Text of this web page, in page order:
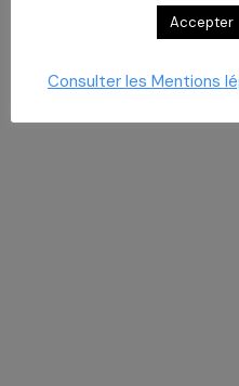
Accepter
Consulter les Mentions